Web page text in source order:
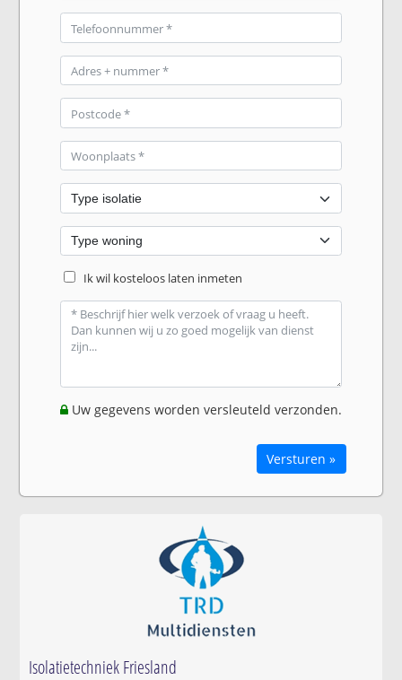
Ik wil kosteloos laten inmeten
Uw gegevens worden versleuteld verzonden.
Versturen »
Isolatietechniek Friesland